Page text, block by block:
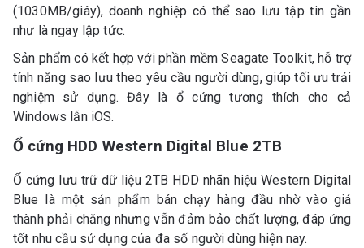
(1030MB/giây), doanh nghiệp có thể sao lưu tập tin gần
như là ngay lập tức.
Sản phẩm có kết hợp với phần mềm Seagate Toolkit, hỗ trợ
tính năng sao lưu theo yêu cầu người dùng, giúp tối ưu trải
nghiệm sử dụng. Đây là ổ cứng tương thích cho cả
Windows lẫn iOS.
Ổ cứng HDD Western Digital Blue 2TB
Ổ cứng lưu trữ dữ liệu 2TB HDD nhãn hiệu Western Digital
Blue là một sản phẩm bán chạy hàng đầu nhờ vào giá
thành phải chăng nhưng vẫn đảm bảo chất lượng, đáp ứng
tốt nhu cầu sử dụng của đa số người dùng hiện nay.